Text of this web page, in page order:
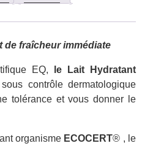
de fraîcheur immédiate
EQ,
le Lait Hydratant
contrôle dermatologique
tolérance et vous donner le
organisme ECOCERT® , le